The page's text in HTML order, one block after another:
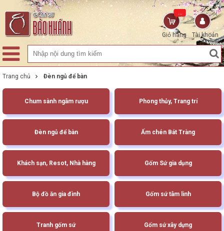
Tài khoản
Giỏ hàng
...
Trang chủ Đèn ngủ để bàn
Chum sành ngâm rượu Phong thủy, Trang trí
Đèn ngủ để bàn Ấm chén Bát Tràng
Khách sạn, Resot, Nhà hàng Gốm Sứ gia dụng
Bộ đồ ăn gia đình Gốm sứ tâm linh
Tranh gốm sứ Gốm sứ xây dựng